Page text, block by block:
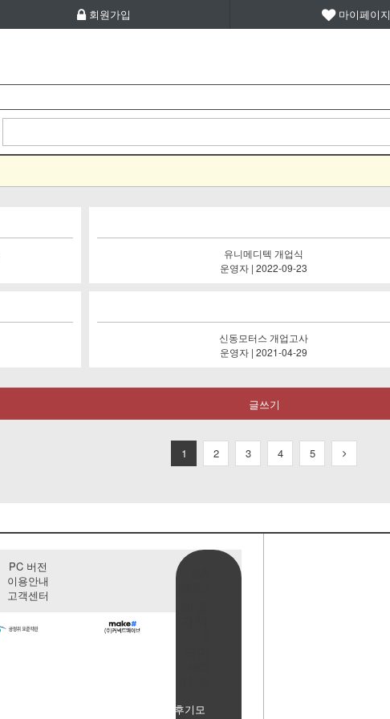
회원가입 마이페이지
유니메디텍 개업식
운영자 | 2022-09-23
신동모터스 개업고사
운영자 | 2021-04-29
글쓰기
1 2 3 4 5
사용후기모
PC 버전
이용안내
고객센터